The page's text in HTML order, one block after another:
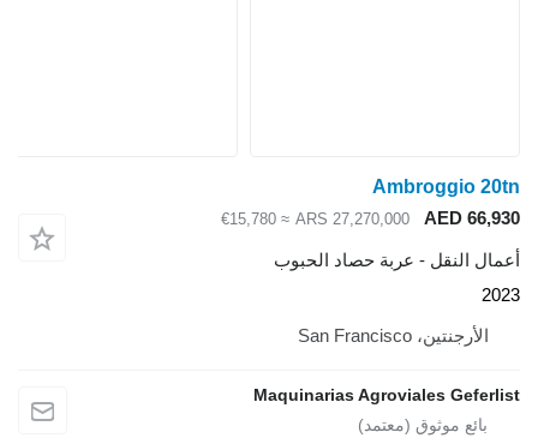
Ambroggio 20tn
AED 66,930
ARS 27,270,000
≈ €15,780
أعمال النقل - عربة حصاد الحبوب
2023
الأرجنتين، San Francisco
Maquinarias Agroviales Geferlist